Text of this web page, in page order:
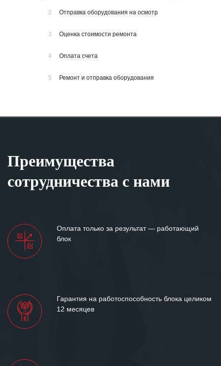
2 Отправка оборудования на осмотр
3 Оценка стоимости ремонта
4 Оплата счета
5 Ремонт и отправка оборудования
Преимущества
сотрудничества с нами
Оплата только за результат — работающий
блок
Гарантия на работоспособность блока целиком
12 месяцев